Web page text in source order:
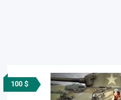
100 $